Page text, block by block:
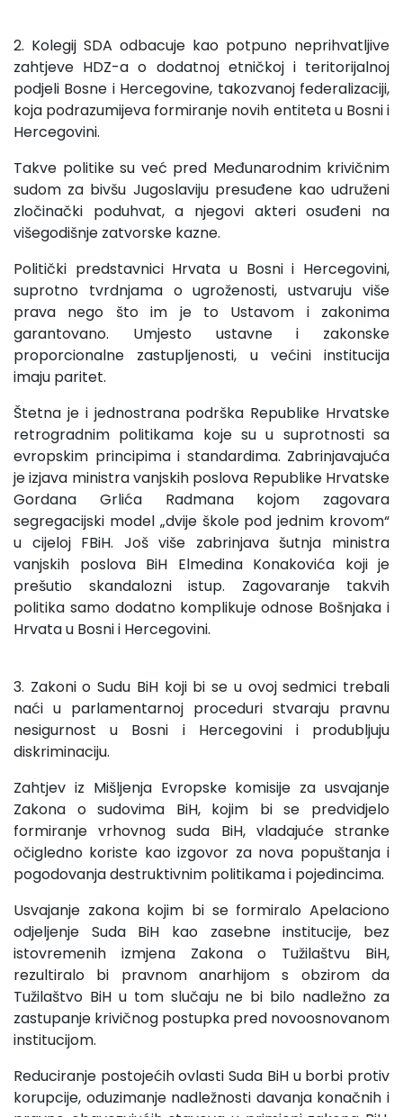
2. Kolegij SDA odbacuje kao potpuno neprihvatljive
zahtjeve HDZ-a o dodatnoj etničkoj i teritorijalnoj
podjeli Bosne i Hercegovine, takozvanoj federalizaciji,
koja podrazumijeva formiranje novih entiteta u Bosni i
Hercegovini.
Takve politike su već pred Međunarodnim krivičnim
sudom za bivšu Jugoslaviju presuđene kao udruženi
zločinački poduhvat, a njegovi akteri osuđeni na
višegodišnje zatvorske kazne.
Politički predstavnici Hrvata u Bosni i Hercegovini,
suprotno tvrdnjama o ugroženosti, ustvaruju više
prava nego što im je to Ustavom i zakonima
garantovano. Umjesto ustavne i zakonske
proporcionalne zastupljenosti, u većini institucija
imaju paritet.
Štetna je i jednostrana podrška Republike Hrvatske
retrogradnim politikama koje su u suprotnosti sa
evropskim principima i standardima. Zabrinjavajuća
je izjava ministra vanjskih poslova Republike Hrvatske
Gordana Grlića Radmana kojom zagovara
segregacijski model „dvije škole pod jednim krovom“
u cijeloj FBiH. Još više zabrinjava šutnja ministra
vanjskih poslova BiH Elmedina Konakovića koji je
prešutio skandalozni istup. Zagovaranje takvih
politika samo dodatno komplikuje odnose Bošnjaka i
Hrvata u Bosni i Hercegovini.
3. Zakoni o Sudu BiH koji bi se u ovoj sedmici trebali
naći u parlamentarnoj proceduri stvaraju pravnu
nesigurnost u Bosni i Hercegovini i produbljuju
diskriminaciju.
Zahtjev iz Mišljenja Evropske komisije za usvajanje
Zakona o sudovima BiH, kojim bi se predvidjelo
formiranje vrhovnog suda BiH, vladajuće stranke
očigledno koriste kao izgovor za nova popuštanja i
pogodovanja destruktivnim politikama i pojedincima.
Usvajanje zakona kojim bi se formiralo Apelaciono
odjeljenje Suda BiH kao zasebne institucije, bez
istovremenih izmjena Zakona o Tužilaštvu BiH,
rezultiralo bi pravnom anarhijom s obzirom da
Tužilaštvo BiH u tom slučaju ne bi bilo nadležno za
zastupanje krivičnog postupka pred novoosnovanom
institucijom.
Reduciranje postojećih ovlasti Suda BiH u borbi protiv
korupcije, oduzimanje nadležnosti davanja konačnih i